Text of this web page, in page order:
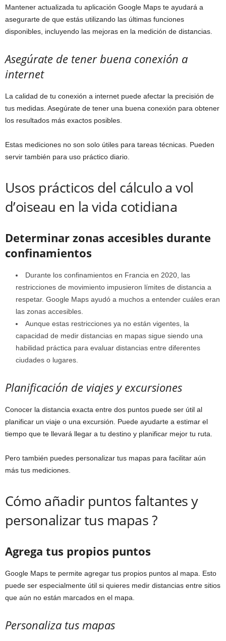
Mantener actualizada tu aplicación Google Maps te ayudará a
asegurarte de que estás utilizando las últimas funciones
disponibles, incluyendo las mejoras en la medición de distancias.
Asegúrate de tener buena conexión a
internet
La calidad de tu conexión a internet puede afectar la precisión de
tus medidas. Asegúrate de tener una buena conexión para obtener
los resultados más exactos posibles.
Estas mediciones no son solo útiles para tareas técnicas. Pueden
servir también para uso práctico diario.
Usos prácticos del cálculo a vol
d’oiseau en la vida cotidiana
Determinar zonas accesibles durante
confinamientos
Durante los confinamientos en Francia en 2020, las
restricciones de movimiento impusieron límites de distancia a
respetar. Google Maps ayudó a muchos a entender cuáles eran
las zonas accesibles.
Aunque estas restricciones ya no están vigentes, la
capacidad de medir distancias en mapas sigue siendo una
habilidad práctica para evaluar distancias entre diferentes
ciudades o lugares.
Planificación de viajes y excursiones
Conocer la distancia exacta entre dos puntos puede ser útil al
planificar un viaje o una excursión. Puede ayudarte a estimar el
tiempo que te llevará llegar a tu destino y planificar mejor tu ruta.
Pero también puedes personalizar tus mapas para facilitar aún
más tus mediciones.
Cómo añadir puntos faltantes y
personalizar tus mapas ?
Agrega tus propios puntos
Google Maps te permite agregar tus propios puntos al mapa. Esto
puede ser especialmente útil si quieres medir distancias entre sitios
que aún no están marcados en el mapa.
Personaliza tus mapas